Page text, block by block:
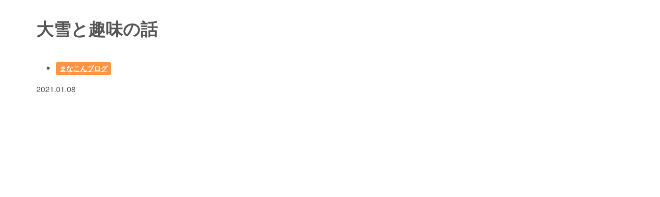
大雪と趣味の話
まなこんブログ
2021.01.08